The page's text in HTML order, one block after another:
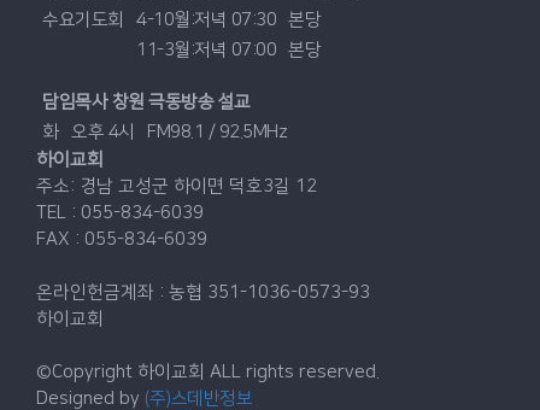
수요기도회
4-10월:저녁 07:30 본당
11-3월:저녁 07:00 본당
담임목사 창원 극동방송 설교
화
오후 4시
FM98.1 / 92.5MHz
하이교회
주소: 경남 고성군 하이면 덕호3길 12
TEL : 055-834-6039
FAX : 055-834-6039
온라인헌금계좌 : 농협 351-1036-0573-93
하이교회
©Copyright 하이교회 ALL rights reserved.
Designed by (주)스데반정보